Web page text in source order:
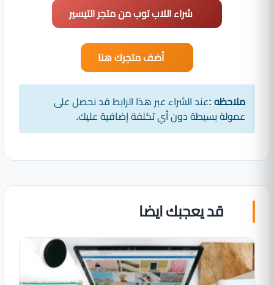
شراء اللاب توب من متجر التيسير
أضف متجرك هنا
ملاحظه :عند الشراء عبر هذا الرابط قد نحصل على
عمولة بسيطة دون أي تكلفة إضافية عليك.
قد يعجبك ايضا